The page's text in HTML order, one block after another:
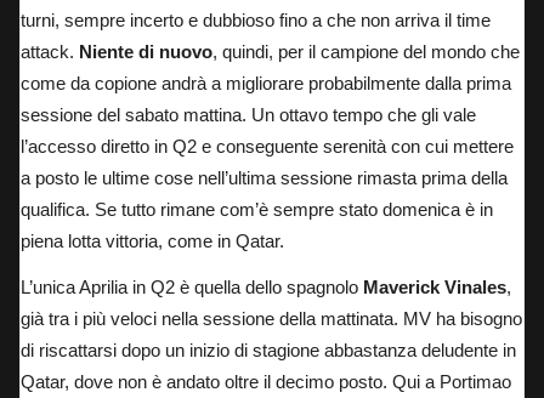
turni, sempre incerto e dubbioso fino a che non arriva il time
attack. Niente di nuovo, quindi, per il campione del mondo che
come da copione andrà a migliorare probabilmente dalla prima
sessione del sabato mattina. Un ottavo tempo che gli vale
l’accesso diretto in Q2 e conseguente serenità con cui mettere
a posto le ultime cose nell’ultima sessione rimasta prima della
qualifica. Se tutto rimane com’è sempre stato domenica è in
piena lotta vittoria, come in Qatar.
L’unica Aprilia in Q2 è quella dello spagnolo Maverick Vinales,
già tra i più veloci nella sessione della mattinata. MV ha bisogno
di riscattarsi dopo un inizio di stagione abbastanza deludente in
Qatar, dove non è andato oltre il decimo posto. Qui a Portimao